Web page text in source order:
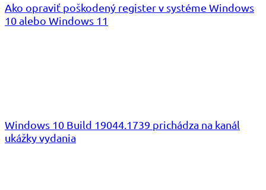
Ako opraviť poškodený register v systéme Windows
10 alebo Windows 11
Windows 10 Build 19044.1739 prichádza na kanál
ukážky vydania